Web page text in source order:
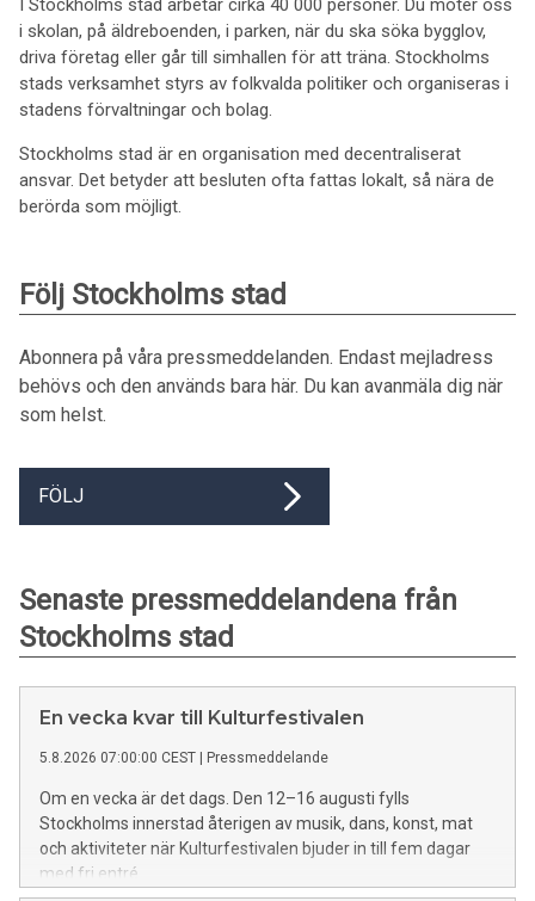
I Stockholms stad arbetar cirka 40 000 personer. Du möter oss
i skolan, på äldreboenden, i parken, när du ska söka bygglov,
driva företag eller går till simhallen för att träna. Stockholms
stads verksamhet styrs av folkvalda politiker och organiseras i
stadens förvaltningar och bolag.
Stockholms stad är en organisation med decentraliserat
ansvar. Det betyder att besluten ofta fattas lokalt, så nära de
berörda som möjligt.
Följ Stockholms stad
Abonnera på våra pressmeddelanden. Endast mejladress
behövs och den används bara här. Du kan avanmäla dig när
som helst.
FÖLJ
Senaste pressmeddelandena från
Stockholms stad
En vecka kvar till Kulturfestivalen
5.8.2026 07:00:00 CEST Pressmeddelande
Om en vecka är det dags. Den 12–16 augusti fylls
Stockholms innerstad återigen av musik, dans, konst, mat
och aktiviteter när Kulturfestivalen bjuder in till fem dagar
med fri entré.